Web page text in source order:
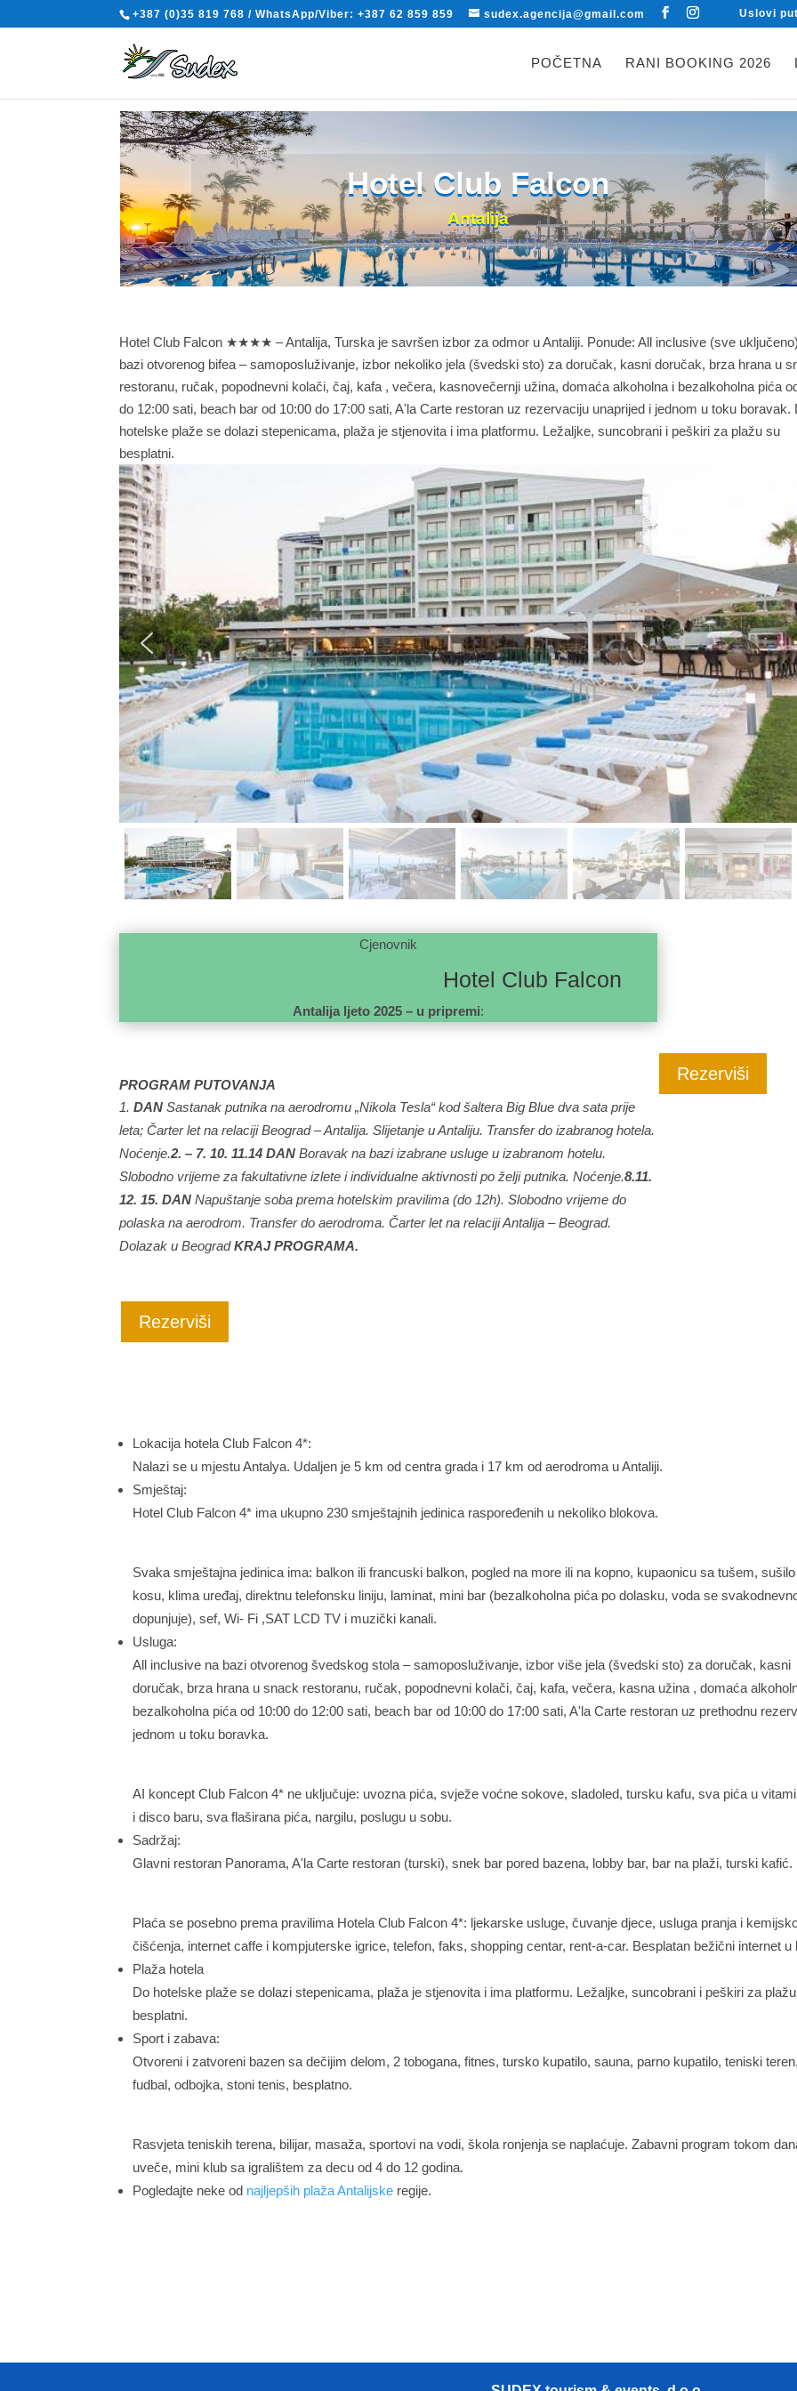
+387 (0)35 819 768 / WhatsApp/Viber: +387 62 859 859 sudex.agencija@gmail.com Uslovi
POČETNA RANI BOOKING 2026
Hotel Club Falcon
Antalija
Hotel Club Falcon ★★★★ – Antalija, Turska je savršen izbor za odmor u Antaliji. Ponude: All inclusive (sve
bazi otvorenog bifea – samoposluživanje, izbor nekoliko jela (švedski sto) za doručak, kasni doručak, brza hrana u
restoranu, ručak, popodnevni kolači, čaj, kafa , večera, kasnovečernji užina, domaća alkoholna i bezalkoholna pića
do 12:00 sati, beach bar od 10:00 do 17:00 sati, A'la Carte restoran uz rezervaciju unaprijed i jednom u toku boravak.
hotelske plaže se dolazi stepenicama, plaža je stjenovita i ima platformu. Ležaljke, suncobrani i peškiri za plažu su
besplatni.
Cjenovnik
Hotel Club Falcon
Antalija ljeto 2025 – u pripremi:
PROGRAM PUTOVANJA
DAN Sastanak putnika na aerodromu „Nikola Tesla“ kod šaltera Big Blue dva sata prije
leta; Čarter let na relaciji Beograd – Antalija. Slijetanje u Antaliju. Transfer do izabranog hotela.
Noćenje.2. – 7. 10. 11.14 DAN Boravak na bazi izabrane usluge u izabranom hotelu.
Slobodno vrijeme za fakultativne izlete i individualne aktivnosti po želji putnika. Noćenje.8.11.
12. 15. DAN Napuštanje soba prema hotelskim pravilima (do 12h). Slobodno vrijeme do
polaska na aerodrom. Transfer do aerodroma. Čarter let na relaciji Antalija – Beograd.
Dolazak u BeogradKRAJ PROGRAMA.
Rezerviši
Rezerviši
Lokacija hotela Club Falcon 4*:
Nalazi se u mjestu Antalya. Udaljen je 5 km od centra grada i 17 km od aerodroma u Antaliji.
Smještaj:
Hotel Club Falcon 4* ima ukupno 230 smještajnih jedinica raspoređenih u nekoliko blokova.
Svaka smještajna jedinica ima: balkon ili francuski balkon, pogled na more ili na kopno, kupaonicu sa tušem,
kosu, klima uređaj, direktnu telefonsku liniju, laminat, mini bar (bezalkoholna pića po dolasku, voda se
dopunjuje), sef, Wi- Fi ,SAT LCD TV i muzički kanali.
Usluga:
All inclusive na bazi otvorenog švedskog stola – samoposluživanje, izbor više jela (švedski sto) za doručak, kasni
doručak, brza hrana u snack restoranu, ručak, popodnevni kolači, čaj, kafa, večera, kasna užina , domaća
bezalkoholna pića od 10:00 do 12:00 sati, beach bar od 10:00 do 17:00 sati, A'la Carte restoran uz prethodnu
jednom u toku boravka.
AI koncept Club Falcon 4* ne uključuje: uvozna pića, svježe voćne sokove, sladoled, tursku kafu, sva pića u
i disco baru, sva flaširana pića, nargilu, poslugu u sobu.
Sadržaj:
Glavni restoran Panorama, A'la Carte restoran (turski), snek bar pored bazena, lobby bar, bar na plaži, turski kafić.
Plaća se posebno prema pravilima Hotela Club Falcon 4*: ljekarske usluge, čuvanje djece, usluga pranja i
čišćenja, internet caffe i kompjuterske igrice, telefon, faks, shopping centar, rent-a-car. Besplatan bežični internet u
Plaža hotela
Do hotelske plaže se dolazi stepenicama, plaža je stjenovita i ima platformu. Ležaljke, suncobrani i peškiri za
besplatni.
Sport i zabava:
Otvoreni i zatvoreni bazen sa dečijim delom, 2 tobogana, fitnes, tursko kupatilo, sauna, parno kupatilo, teniski
fudbal, odbojka, stoni tenis, besplatno.
Rasvjeta teniskih terena, bilijar, masaža, sportovi na vodi, škola ronjenja se naplaćuje. Zabavni program tokom
uveče, mini klub sa igralištem za decu od 4 do 12 godina.
Pogledajte neke od najljepših plaža Antalijske regije.